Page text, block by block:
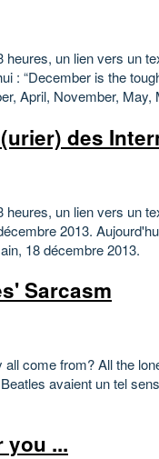
un lien vers un
: “December is the
April, November, May,
des
un lien vers un
2013.
18 décembre 2013.
Sarcasm
come from? All the
avaient un tel
you ...